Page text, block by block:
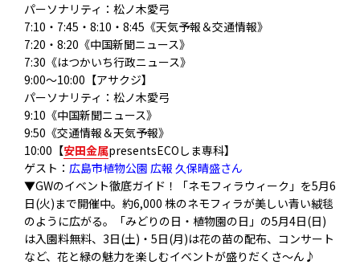
パーソナリティ：松ノ木愛弓
7:10・7:45・8:10・8:45《天気予報＆交通情報》
7:20・8:20《中国新聞ニュース》
7:30《はつかいち行政ニュース》
9:00～10:00【アサクジ】
パーソナリティ：松ノ木愛弓
9:10《中国新聞ニュース》
9:50《交通情報＆天気予報》
10:00【安田金属presentsECOしま専科】
ゲスト： 広島市植物公園 広報 久保晴盛さん
▼GWのイベント徹底ガイド！「ネモフィラウィーク」 を5月6
日(火)まで開催中。約6,000 株のネモフィラが美しい青い絨毯
のように広がる。「みどりの日・ 植物園の日」の5月4日(日)
は入園料無料、3日(土)・5日(月)は花の苗の配布、コンサート
など、 花と緑の魅力を楽しむイベントが盛りだくさ〜ん♪